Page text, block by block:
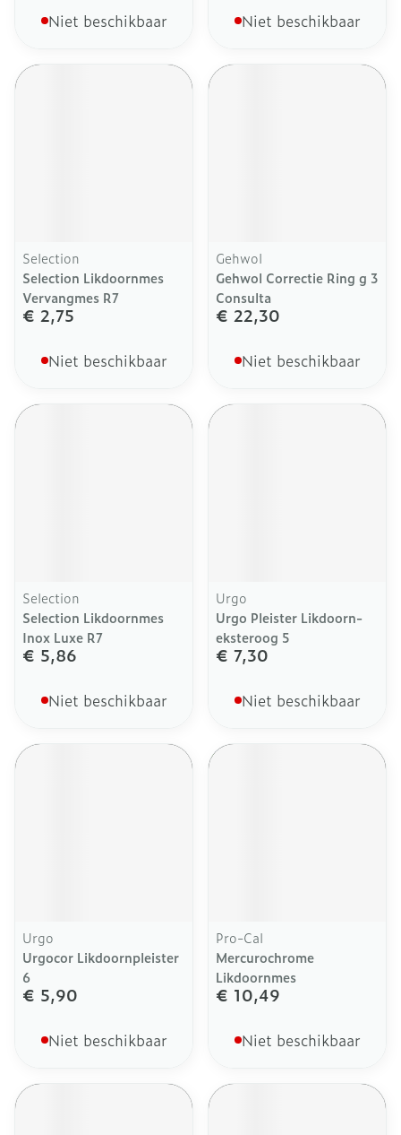
Niet beschikbaar Niet beschikbaar
Selection
Selection Likdoornmes
Vervangmes R7
€ 2,75
Niet beschikbaar
Gehwol
Gehwol Correctie Ring g 3
Consulta
€ 22,30
Niet beschikbaar
Selection
Selection Likdoornmes
Inox Luxe R7
€ 5,86
Niet beschikbaar
Urgo
Urgo Pleister Likdoorn-
eksteroog 5
€ 7,30
Niet beschikbaar
Urgo
Urgocor Likdoornpleister
6
€ 5,90
Niet beschikbaar
Pro-Cal
Mercurochrome
Likdoornmes
€ 10,49
Niet beschikbaar